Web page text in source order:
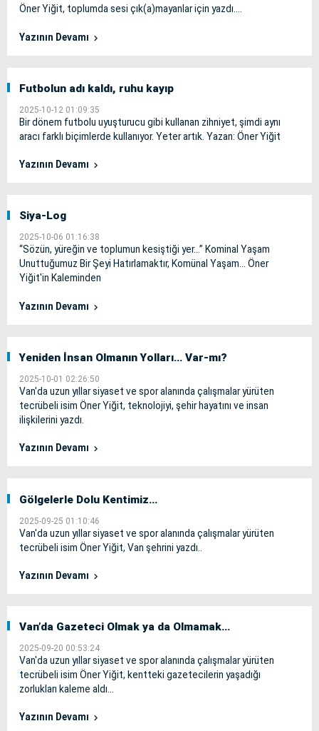
Öner Yiğit, toplumda sesi çık(a)mayanlar için yazdı....
Yazının Devamı
Futbolun adı kaldı, ruhu kayıp
2025-10-12 01:09:35
Bir dönem futbolu uyuşturucu gibi kullanan zihniyet, şimdi aynı
aracı farklı biçimlerde kullanıyor. Yeter artık. Yazan: Öner Yiğit
Yazının Devamı
Siya-Log
2025-10-06 01:16:38
“Sözün, yüreğin ve toplumun kesiştiği yer…” Kominal Yaşam
Unuttuğumuz Bir Şeyi Hatırlamaktır, Komünal Yaşam… Öner
Yiğit'in Kaleminden
Yazının Devamı
Yeniden İnsan Olmanın Yolları… Var-mı?
2025-10-01 02:26:50
Van'da uzun yıllar siyaset ve spor alanında çalışmalar yürüten
tecrübeli isim Öner Yiğit, teknolojiyi, şehir hayatını ve insan
ilişkilerini yazdı.
Yazının Devamı
Gölgelerle Dolu Kentimiz…
2025-09-25 01:10:46
Van'da uzun yıllar siyaset ve spor alanında çalışmalar yürüten
tecrübeli isim Öner Yiğit, Van şehrini yazdı..
Yazının Devamı
Van’da Gazeteci Olmak ya da Olmamak…
2025-09-20 00:53:24
Van'da uzun yıllar siyaset ve spor alanında çalışmalar yürüten
tecrübeli isim Öner Yiğit, kentteki gazetecilerin yaşadığı
zorlukları kaleme aldı...
Yazının Devamı